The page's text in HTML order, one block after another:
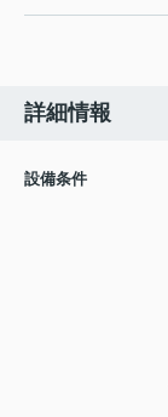
詳細情報
設備条件